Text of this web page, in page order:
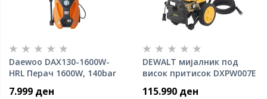
Daewoo DAX130-1600W-
HRL Перач 1600W, 140bar
7.999 ден
DEWALT мијалник под
висок притисок DXPW007E
115.990 ден